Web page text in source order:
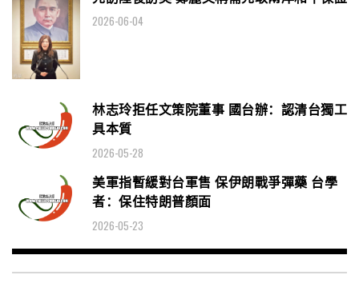
2026-06-04
林志玲拒任文策院董事 國台辦：認清台獨工
具本質
2026-05-28
美軍指暫緩對台軍售 保伊朗戰爭彈藥 台學
者：保住特朗普顏面
2026-05-23